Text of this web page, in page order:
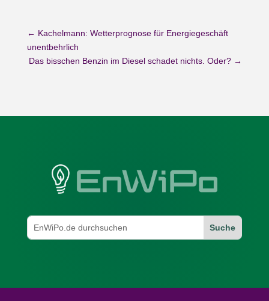
← Kachelmann: Wetterprognose für Energiegeschäft
unentbehrlich
Das bisschen Benzin im Diesel schadet nichts. Oder? →